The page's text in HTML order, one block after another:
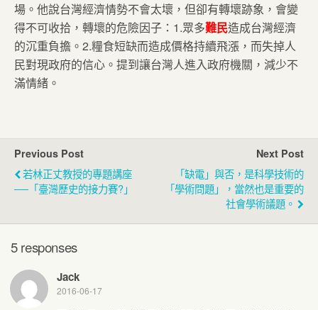
場。他說台灣經濟情勢不會太壞，但卻有轉壞跡象，會變
得不可收拾，轉壞的危險因子：1.眾多難民造成台灣經濟
的沉重負擔。2.糧食短缺而造成價格持續飛漲，而失掉人
民對現政府的信心。提到讓台灣人進入政府機關，減少不
滿情緒。
Previous Post
若林正丈教授的專題講座
──「臺灣歷史的接力賽?」
Next Post
「缺電」與否，是科學技術的
「學術問題」，當然也是重要的
社會學術議題。
5 responses
Jack
2016-06-17